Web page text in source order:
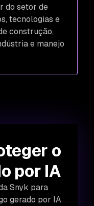
do setor de
tecnologias e
construção,
e manejo
o
por IA
Snyk para
gerado por IA